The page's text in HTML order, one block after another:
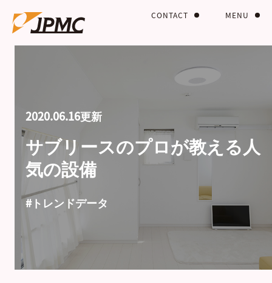
MENU
CONTACT
2020.06.16更新
サブリースのプロが教える人
気の設備
#トレンドデータ